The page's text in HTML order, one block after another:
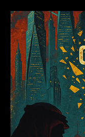
reportagem